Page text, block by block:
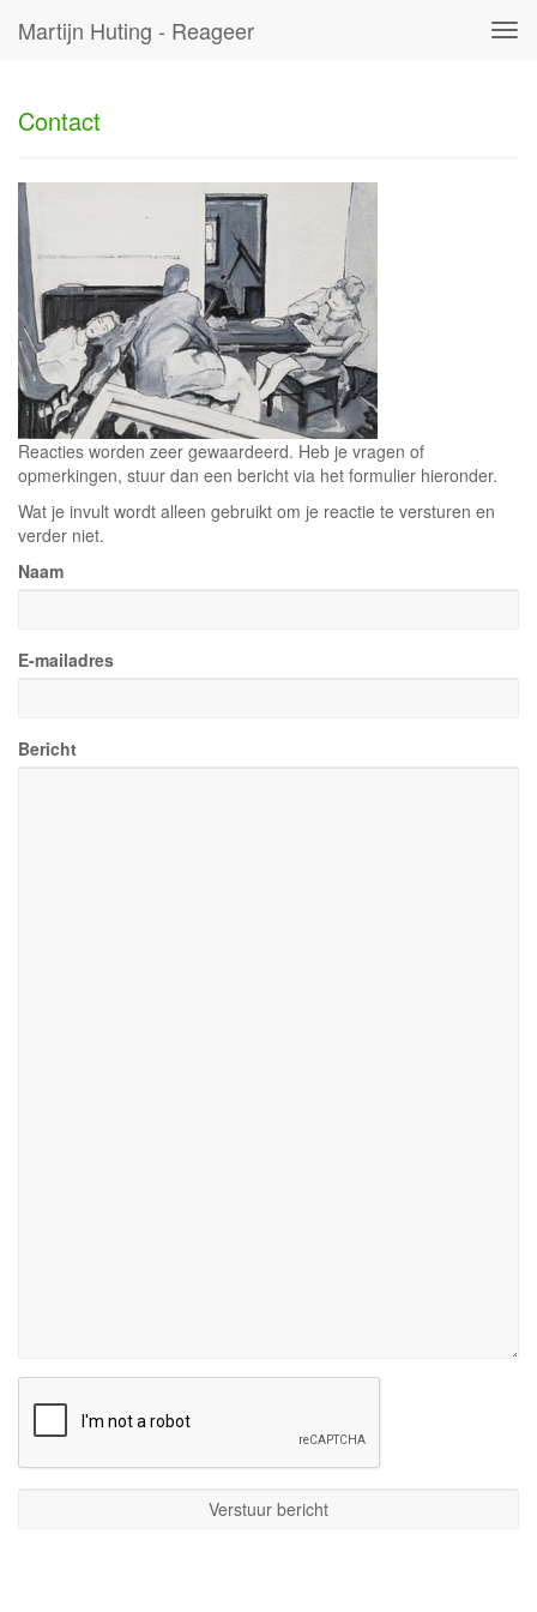
Martijn Huting - Reageer
Contact
Reacties worden zeer gewaardeerd. Heb je vragen of
opmerkingen, stuur dan een bericht via het formulier hieronder.
Wat je invult wordt alleen gebruikt om je reactie te versturen en
verder niet.
Naam
E-mailadres
Bericht